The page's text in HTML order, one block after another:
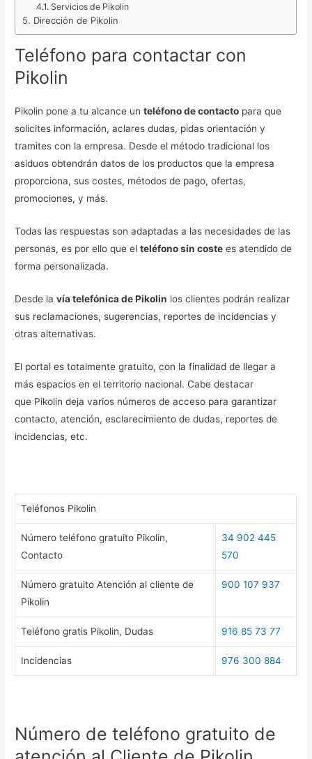
Servicios de Pikolin
Dirección de Pikolin
Teléfono para contactar con
Pikolin
Pikolin pone a tu alcance unteléfono de contacto para que
solicites información, aclares dudas, pidas orientación y
tramites con la empresa. Desde el método tradicional los
asiduos obtendrán datos de los productos que la empresa
proporciona, sus costes, métodos de pago, ofertas,
promociones, y más.
Todas las respuestas son adaptadas a las necesidades de las
personas, es por ello que elteléfono sin coste es atendido de
forma personalizada.
Desde lavía telefónica de Pikolin los clientes podrán realizar
sus reclamaciones, sugerencias, reportes de incidencias y
otras alternativas.
El portal es totalmente gratuito, con la finalidad de llegar a
más espacios en el territorio nacional. Cabe destacar
que Pikolin deja varios números de acceso para garantizar
contacto, atención, esclarecimiento de dudas, reportes de
incidencias, etc.
Teléfonos Pikolin
Número teléfono gratuito Pikolin,
Contacto
34 902 445
570
Número gratuito Atención al cliente de
Pikolin
900 107 937
Teléfono gratis Pikolin, Dudas 916 85 73 77
Incidencias 976 300 884
Número de teléfono gratuito de